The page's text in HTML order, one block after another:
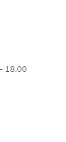
18:00